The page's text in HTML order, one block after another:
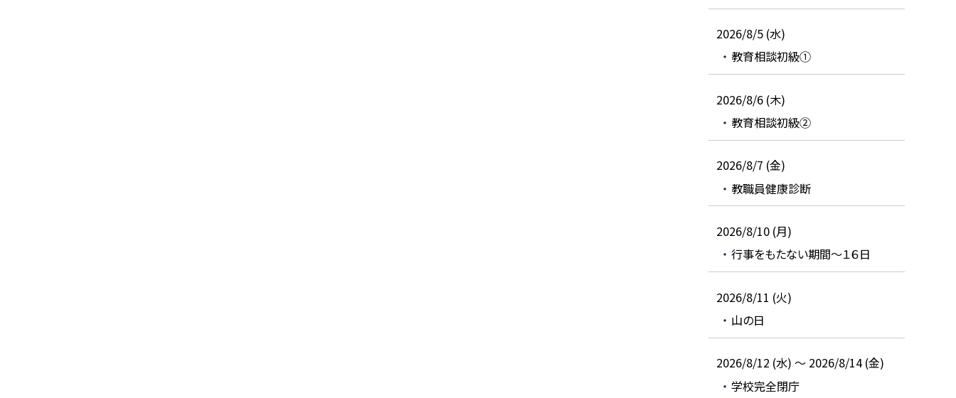
2026/8/5 (水)
教育相談初級①
2026/8/6 (木)
教育相談初級②
2026/8/7 (金)
教職員健康診断
2026/8/10 (月)
行事をもたない期間～１６日
2026/8/11 (火)
山の日
2026/8/12 (水) ～ 2026/8/14 (金)
学校完全閉庁